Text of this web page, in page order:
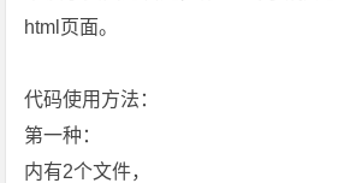
html页面。
代码使用方法：
第一种：
内有2个文件，